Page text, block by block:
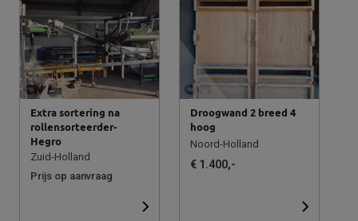
Extra sortering na
rollensorteerder-
Hegro
Zuid-Holland
Prijs op aanvraag
Droogwand 2 breed 4
hoog
Noord-Holland
€ 1.400,-